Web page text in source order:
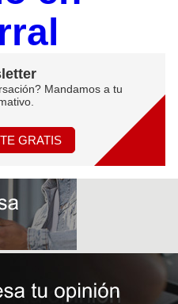
Mandamos a tu
GRATIS